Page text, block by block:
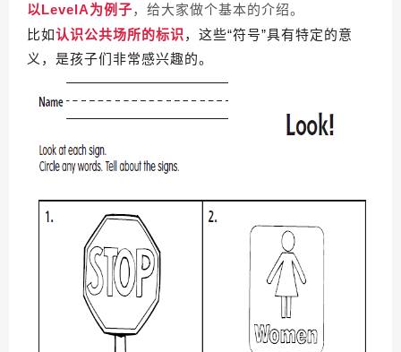
以LevelA为例子，给大家做个基本的介绍。
比如认识公共场所的标识 ，这些“符号”具有特定的意
义，是孩子们非常感兴趣的。